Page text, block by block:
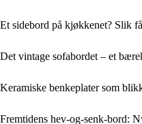
Et sidebord på kjøkkenet? Slik
Det vintage sofabordet – et
Keramiske benkeplater som
Fremtidens hev-og-senk-bord: